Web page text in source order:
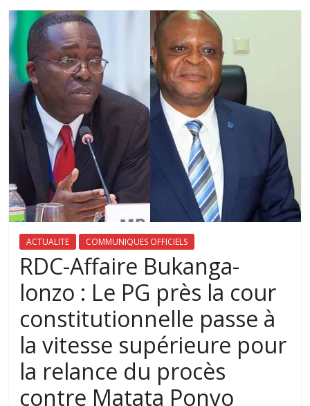
ACTUALITE COMMUNIQUES OFFICIELS
RDC-Affaire Bukanga-
lonzo : Le PG près la cour
constitutionnelle passe à
la vitesse supérieure pour
la relance du procès
contre Matata Ponyo